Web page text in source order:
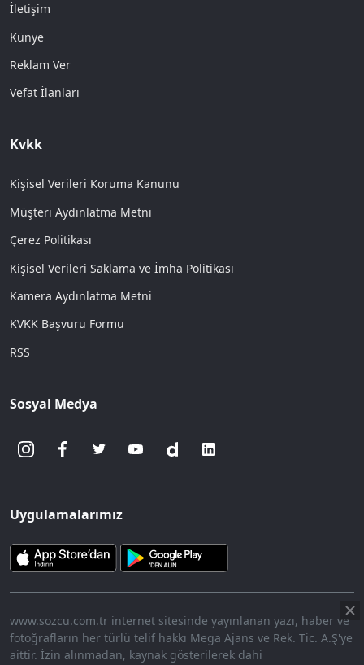
İletişim
Künye
Reklam Ver
Vefat İlanları
Kvkk
Kişisel Verileri Koruma Kanunu
Müşteri Aydınlatma Metni
Çerez Politikası
Kişisel Verileri Saklama ve İmha Politikası
Kamera Aydınlatma Metni
KVKK Başvuru Formu
RSS
Sosyal Medya
Uygulamalarımız
www.sozcu.com.tr internet sitesinde yayınlanan yazı, haber ve
fotoğrafların her türlü telif hakkı Mega Ajans ve Rek. Tic. A.Ş'ye
aittir. İzin alınmadan, kaynak gösterilerek dahi